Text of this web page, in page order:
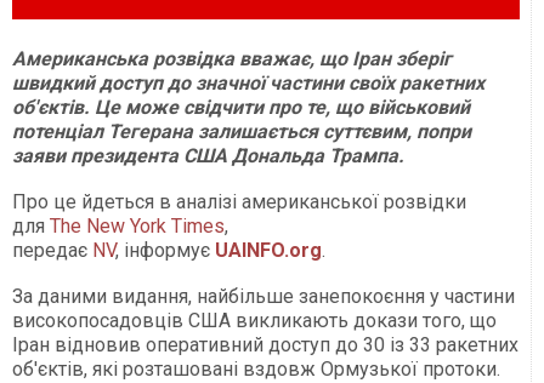
Американська розвідка вважає, що Іран зберіг
швидкий доступ до значної частини своїх ракетних
об'єктів. Це може свідчити про те, що військовий
потенціал Тегерана залишається суттєвим, попри
заяви президента США Дональда Трампа.
Про це йдеться в аналізі американської розвідки
для The New York Times,
передає NV, інформує UAINFO.org.
За даними видання, найбільше занепокоєння у частини
високопосадовців США викликають докази того, що
Іран відновив оперативний доступ до 30 із 33 ракетних
об'єктів, які розташовані вздовж Ормузької протоки.